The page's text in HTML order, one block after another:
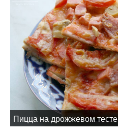
Пицца на дрожжевом тесте